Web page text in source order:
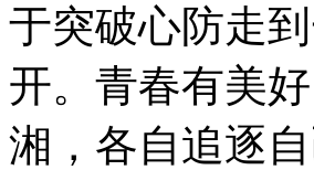
于突破心防走
开。青春有美
湘，各自追逐